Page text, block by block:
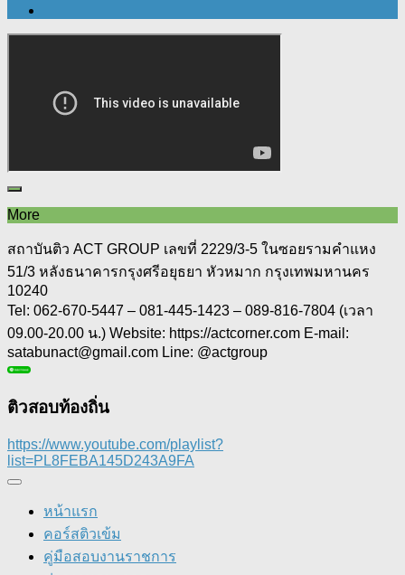
More
สถาบันติว ACT GROUP เลขที่ 2229/3-5 ในซอยรามคำแหง
51/3 หลังธนาคารกรุงศรีอยุธยา หัวหมาก กรุงเทพมหานคร
10240
Tel: 062-670-5447 – 081-445-1423 – 089-816-7804 (เวลา
09.00-20.00 น.) Website: https://actcorner.com E-mail:
satabunact@gmail.com Line: @actgroup
ติวสอบท้องถิ่น
https://www.youtube.com/playlist?
list=PL8FEBA145D243A9FA
หน้าแรก
คอร์สติวเข้ม
คู่มือสอบงานราชการ